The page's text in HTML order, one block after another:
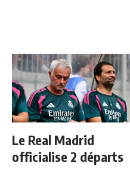
Le Real Madrid
officialise 2 départs